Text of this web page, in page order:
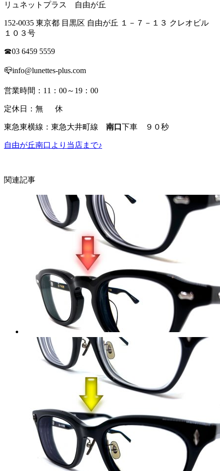
リュネットプラス 自由が丘
152-0035 東京都 目黒区 自由が丘 １－７－１３ クレオビル
１０３号
☎03 6459 5559
📪info@lunettes-plus.com
営業時間：11：00～19：00
定休日：無 休
東急東横線：東急大井町線 南口 下車 ９０秒
自由が丘南口より当店まで♪
関連記事